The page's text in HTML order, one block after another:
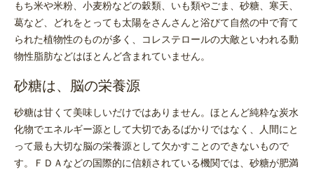
もち米や米粉、小麦粉などの穀類、いも類やごま、砂糖、寒天、
葛など、どれをとっても太陽をさんさんと浴びて自然の中で育て
られた植物性のものが多く、コレステロールの大敵といわれる動
物性脂肪などはほとんど含まれていません。
砂糖は、脳の栄養源
砂糖は甘くて美味しいだけではありません。ほとんど純粋な炭水
化物でエネルギー源として大切であるばかりではなく、人間にと
って最も大切な脳の栄養源として欠かすことのできないもので
す。ＦＤＡなどの国際的に信頼されている機関では、砂糖が肥満